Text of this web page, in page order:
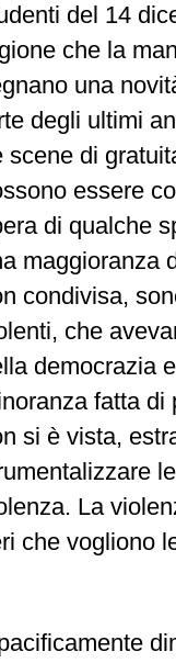
del 14
che la
una
degli ultimi
scene di
essere
di qualche
maggioranza
condivisa,
che
democrazia
fatta di
si è vista,
La
che vogliono